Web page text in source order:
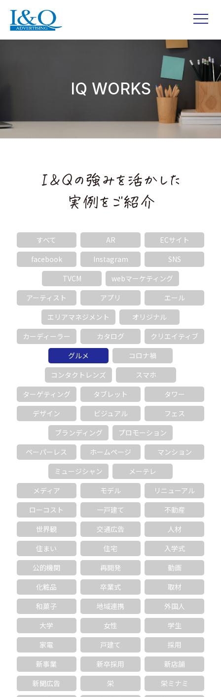
IQ WORKS
すべて AR
ECサイト
facebook
Instagram
SNS
TVCM
webマーケティング
アーティスト
アプリ
エール
エリアマネジメント
オリジナル
カーディーラー
カタログ
クリエイティブ
グルメ
コロナ禍
コンタクトレンズ
スマホ
ターゲティング
タブレット
タワー
デザイン
ビジュアル
フェス
ブランディング
プロモーション
ペーパーレス
ホームページ
マンション
ミュージシャン
メーテレ
メディア
モデル
リニューアル
ローコスト
一戸建て
不動産
世界観
交通広告
人材
住まい
住宅
入学式
公的機関
再開発
動画
化粧品
卒業式
取材
和菓子
地域連携
外国人
大学
女性
学生
家電
戸建て
採用
新事業
新卒採用
新店舗
新聞広告
栄
栄ミナミ